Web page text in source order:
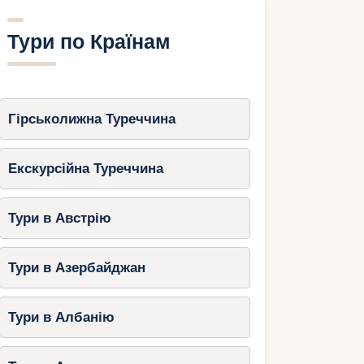
Тури по Країнам
Гірськолижна Туреччина
Екскурсійна Туреччина
Тури в Австрію
Тури в Азербайджан
Тури в Албанію